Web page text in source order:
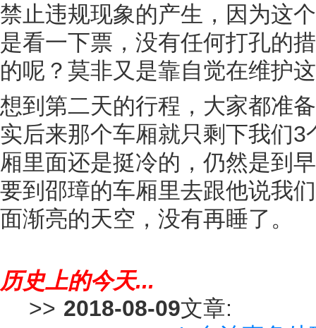
禁止违规现象的产生，因为这
是看一下票，没有任何打孔的
的呢？莫非又是靠自觉在维护
想到第二天的行程，大家都准
实后来那个车厢就只剩下我们
厢里面还是挺冷的，仍然是到
要到邵璋的车厢里去跟他说我
面渐亮的天空，没有再睡了。
历史上的今天...
>> 2018-08-09文章: